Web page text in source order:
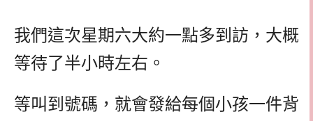
我們這次星期六大約一點多到訪，大概
等待了半小時左右。
等叫到號碼，就會發給每個小孩一件背